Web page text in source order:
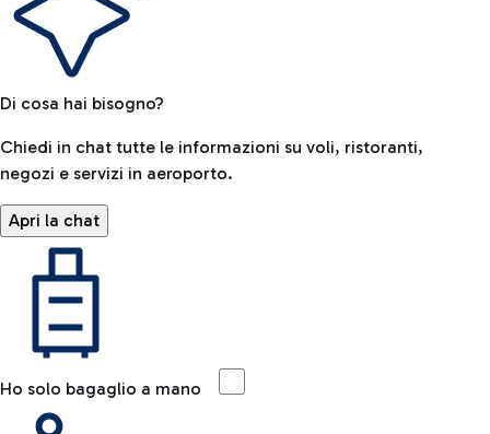
Di cosa hai bisogno?
Chiedi in chat tutte le informazioni su voli, ristoranti,
negozi e servizi in aeroporto.
Apri la chat
Ho solo bagaglio a mano